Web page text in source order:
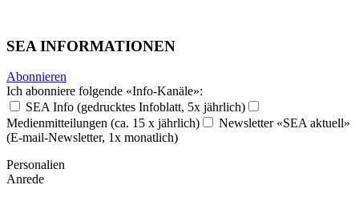
SEA INFORMATIONEN
Abonnieren
Ich abonniere folgende «Info-Kanäle»:
SEA Info (gedrucktes Infoblatt, 5x jährlich)
Medienmitteilungen (ca. 15 x jährlich)
Newsletter «SEA aktuell»
(E-mail-Newsletter, 1x monatlich)
Personalien
Anrede